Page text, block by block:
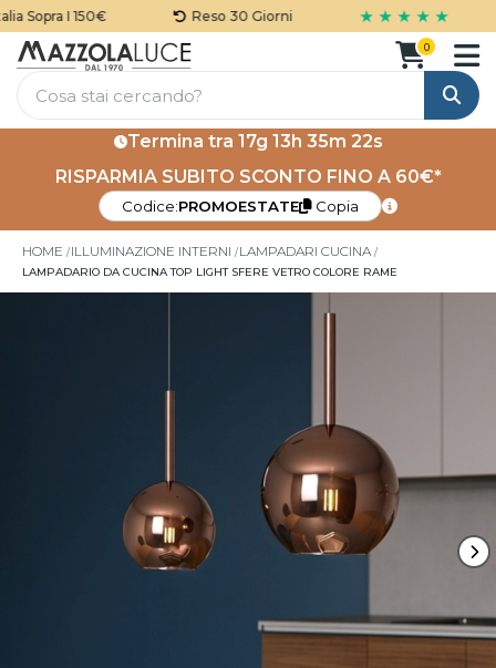
I 150€ Reso 30 Giorni ★ ★ ★ ★ ★
Cerca
0
Termina tra 17g 13h 35m 22s
RISPARMIA SUBITO SCONTO FINO A 60€*
Codice:PROMOESTATE Copia
HOME ILLUMINAZIONE INTERNI LAMPADARI CUCINA
LAMPADARIO DA CUCINA TOP LIGHT SFERE VETRO COLORE RAME